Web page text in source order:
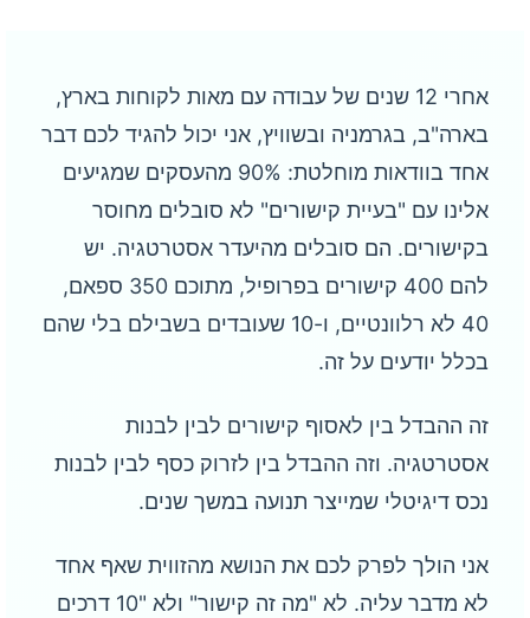
אחרי 12 שנים של עבודה עם מאות לקוחות בארץ,
בארה"ב, בגרמניה ובשוויץ, אני יכול להגיד לכם דבר
אחד בוודאות מוחלטת: 90% מהעסקים שמגיעים
אלינו עם "בעיית קישורים" לא סובלים מחוסר
בקישורים. הם סובלים מהיעדר אסטרטגיה. יש
להם 400 קישורים בפרופיל, מתוכם 350 ספאם,
40 לא רלוונטיים, ו-10 שעובדים בשבילם בלי שהם
בכלל יודעים על זה.
זה ההבדל בין לאסוף קישורים לבין לבנות
אסטרטגיה. וזה ההבדל בין לזרוק כסף לבין לבנות
נכס דיגיטלי שמייצר תנועה במשך שנים.
אני הולך לפרק לכם את הנושא מהזווית שאף אחד
לא מדבר עליה. לא "מה זה קישור" ולא "10 דרכים